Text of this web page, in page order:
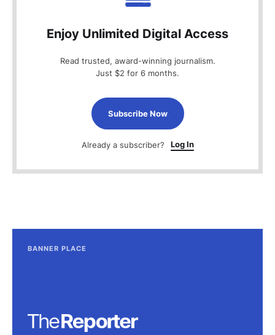
Enjoy Unlimited Digital Access
Read trusted, award-winning journalism.
Just $2 for 6 months.
Subscribe Now
Already a subscriber? Log In
BANNER PLACE